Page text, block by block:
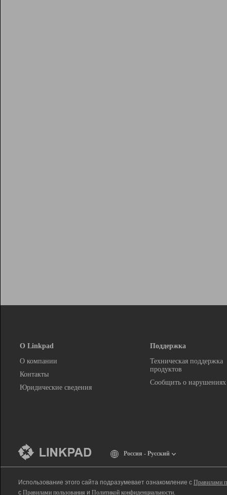
О Linkpad
О компании
Контакты
Юридические сведения
Поддержка
Техническая поддержка
продуктов
Сообщить о нарушениях
Россия - Русский
Использование этого сайта подразумевает ознакомление с Правилами
с Правилами пользования и Политикой конфиденциальности.